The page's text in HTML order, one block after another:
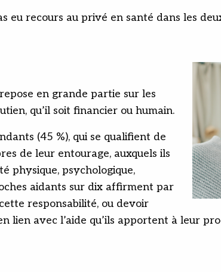
eu recours au privé en santé dans les
en grande partie sur les
qu’il soit financier ou humain.
(45 %), qui se qualifient de
de leur entourage, auxquels ils
physique, psychologique,
aidants sur dix affirment par
responsabilité, ou devoir
lien avec l’aide qu’ils apportent à leur